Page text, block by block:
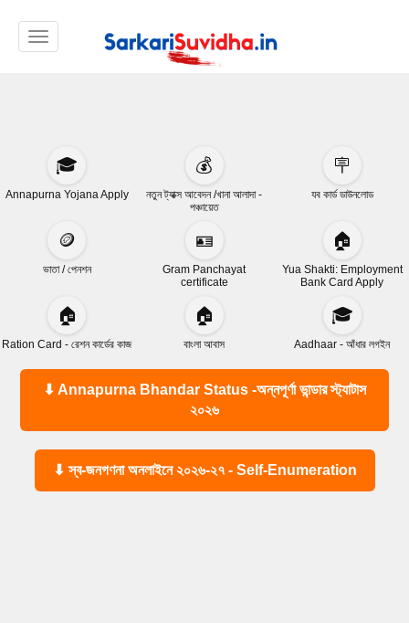
Toggle navigation
🎓
Annapurna Yojana Apply
💰
নতুন ট্যাক্স আবেদন /খানা আলাদা -
পঞ্চায়েত
🪧
যব কার্ড ডাউনলোড
🪙
ভাতা / পেনশন
🪪
Gram Panchayat
certificate
🏠
Yua Shakti: Employment
Bank Card Apply
🏠
Ration Card - রেশন কার্ডের কাজ
🏠
বাংলা আবাস
🎓
Aadhaar - আঁধার লগইন
⬇ Annapurna Bhandar Status -অন্নপূর্ণা ভান্ডার স্ট্যাটাস
২০২৬
⬇ স্ব-জনগণনা অনলাইনে ২০২৬-২৭ - Self-Enumeration